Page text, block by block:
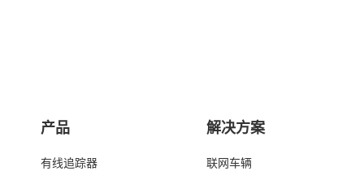
产品
有线追踪器
解决方案
联网车辆